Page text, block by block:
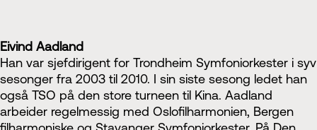
Eivind Aadland
Han var sjefdirigent for Trondheim Symfoniorkester i syv
sesonger fra 2003 til 2010. I sin siste sesong ledet han
også TSO på den store turneen til Kina. Aadland
arbeider regelmessig med Oslofilharmonien, Bergen